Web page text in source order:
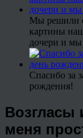
Мы решили
картины
дочери и
Спасибо за
рождения!
Возгласы
меня